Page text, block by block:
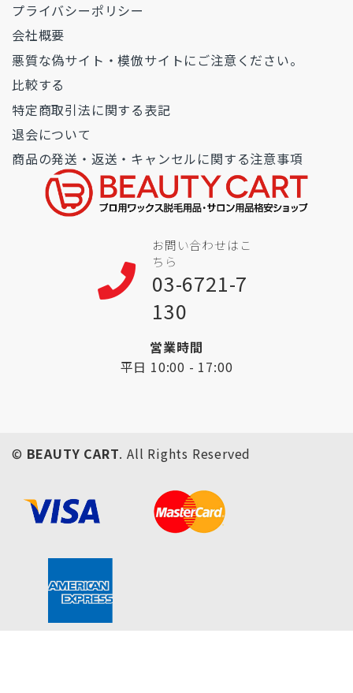
プライバシーポリシー
会社概要
悪質な偽サイト・模倣サイトにご注意ください。
比較する
特定商取引法に関する表記
退会について
商品の発送・返送・キャンセルに関する注意事項
お問い合わせはこ
ちら
03-6721-7
130
営業時間
平日 10:00 - 17:00
© BEAUTY CART. All Rights Reserved